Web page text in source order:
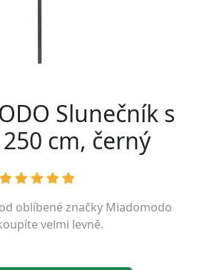
Slunečník s
cm, černý
oblíbené značky Miadomodo
velmi levně.